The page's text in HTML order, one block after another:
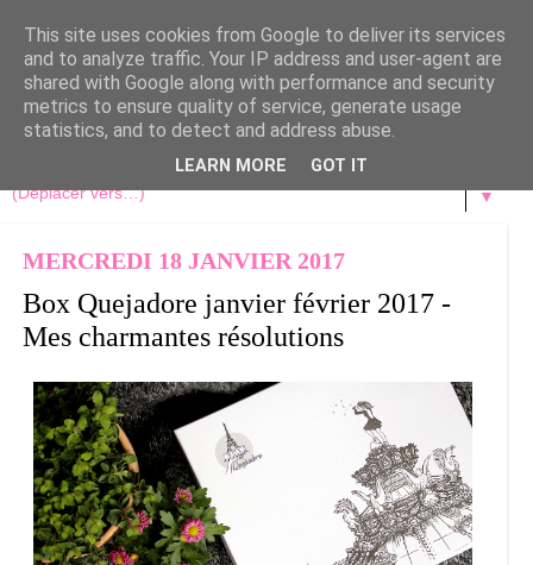
▼
MERCREDI 18 JANVIER 2017
Box Quejadore janvier février 2017 -
Mes charmantes résolutions
This site uses cookies from Google to deliver its services
and to analyze traffic. Your IP address and user-agent are
shared with Google along with performance and security
metrics to ensure quality of service, generate usage
statistics, and to detect and address abuse.
LEARN MORE GOT IT